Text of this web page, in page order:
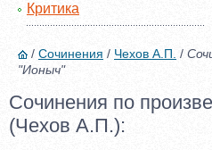
Критика
/ Сочинения / Чехов А.П. /
"Ионыч"
Сочинения по
(Чехов А.П.):